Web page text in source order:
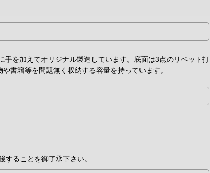
手を加えてオリジナル製造しています。底面は3点のリベット打
書籍等を問題無く収納する容量を持っています。
ることを御了承下さい。